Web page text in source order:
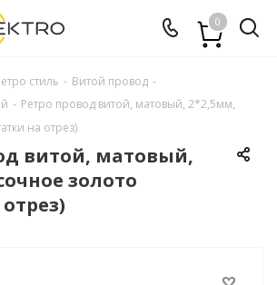
0
стиль - Витой провод -
- Ретро провод витой, матовый, 2*2,5мм,
на отрез)
витой, матовый,
золото